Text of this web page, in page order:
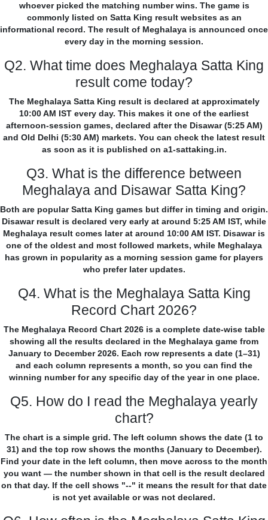
whoever picked the matching number wins. The game is
commonly listed on Satta King result websites as an
informational record. The result of Meghalaya is announced once
every day in the morning session.
Q2. What time does Meghalaya Satta King
result come today?
The Meghalaya Satta King result is declared at approximately
10:00 AM IST every day. This makes it one of the earliest
afternoon-session games, declared after the Disawar (5:25 AM)
and Old Delhi (5:30 AM) markets. You can check the latest result
as soon as it is published on a1-sattaking.in.
Q3. What is the difference between
Meghalaya and Disawar Satta King?
Both are popular Satta King games but differ in timing and origin.
Disawar result is declared very early at around 5:25 AM IST, while
Meghalaya result comes later at around 10:00 AM IST. Disawar is
one of the oldest and most followed markets, while Meghalaya
has grown in popularity as a morning session game for players
who prefer later updates.
Q4. What is the Meghalaya Satta King
Record Chart 2026?
The Meghalaya Record Chart 2026 is a complete date-wise table
showing all the results declared in the Meghalaya game from
January to December 2026. Each row represents a date (1–31)
and each column represents a month, so you can find the
winning number for any specific day of the year in one place.
Q5. How do I read the Meghalaya yearly
chart?
The chart is a simple grid. The left column shows the date (1 to
31) and the top row shows the months (January to December).
Find your date in the left column, then move across to the month
you want — the number shown in that cell is the result declared
on that day. If the cell shows "--" it means the result for that date
is not yet available or was not declared.